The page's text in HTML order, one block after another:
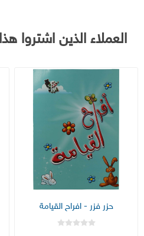
العملاء الذين اشتروا
حزر فزر - افراح القيامة